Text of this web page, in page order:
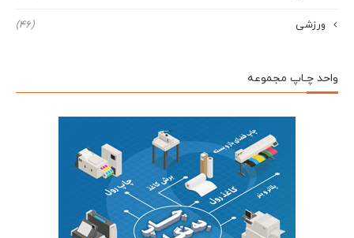
ورزشی (46)
واحد چـاپ مجموعه